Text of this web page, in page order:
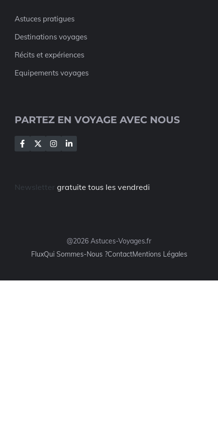
Astuces pratigues
Destinations voyages
Récits et expériences
Equipements voyages
PARTEZ EN VOYAGE AVEC NOUS
Newsletter gratuite tous les vendredi
@2026 Astuces-Voyages.fr
FluxQui Sommes-Nous ?ContactMentions Légales